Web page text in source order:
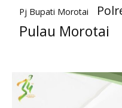
Pj Bupati Morotai
Pulau Morotai